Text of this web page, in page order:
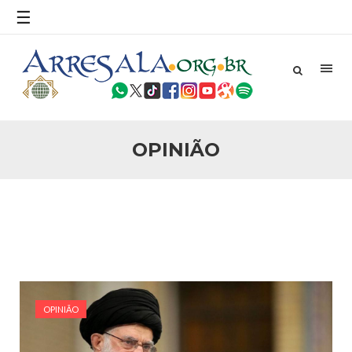
☰
OPINIÃO
Encerramento
Em nome de Deus, o Clemente, o Misericordioso. Louvado
Deus estejam com o senhor dos Profetas e Mensageiros
Mohammad ibn Abdillah (S.A.A.S.),
OPINIÃO
Nota de Repúdio aos Atentados em
Barcelona
Em nome de Deus, o Clemente, o Misericordioso!
Condenamos e repudiamos profundamente as ações
criminosas e terroristas que ocorrem no mundo, entre elas a
OPINIÃO